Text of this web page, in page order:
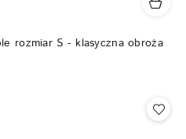
rozmiar S - klasyczna obroża